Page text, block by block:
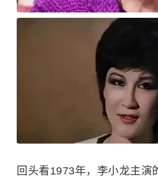
回头看1973年，李小龙主演